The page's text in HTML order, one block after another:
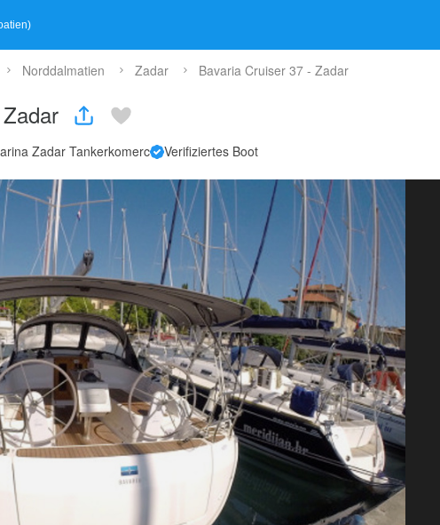
Norddalmatien Zadar Bavaria Cruiser 37 - Zadar
Zadar Tankerkomerc Verifiziertes Boot